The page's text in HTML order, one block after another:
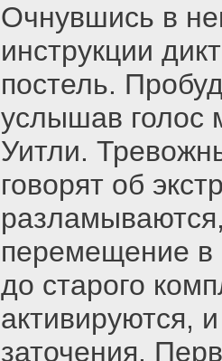
Очнувшись в
инструкции
постель.
услышав голос
Уитли.
говорят об
перемещение в
до старого
активируются,
заточения.